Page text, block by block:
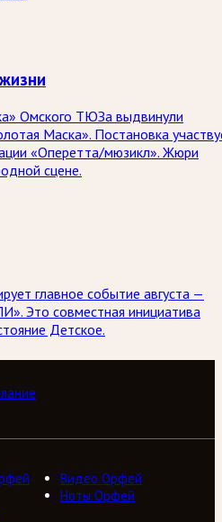
Омского ТЮЗа выдвинули
Маска». Постановка
«Оперетта/мюзикл». Жюри
сцене.
главное событие августа —
Это совместная инициатива
Детское.
Видео Орфей
Ноты Орфей